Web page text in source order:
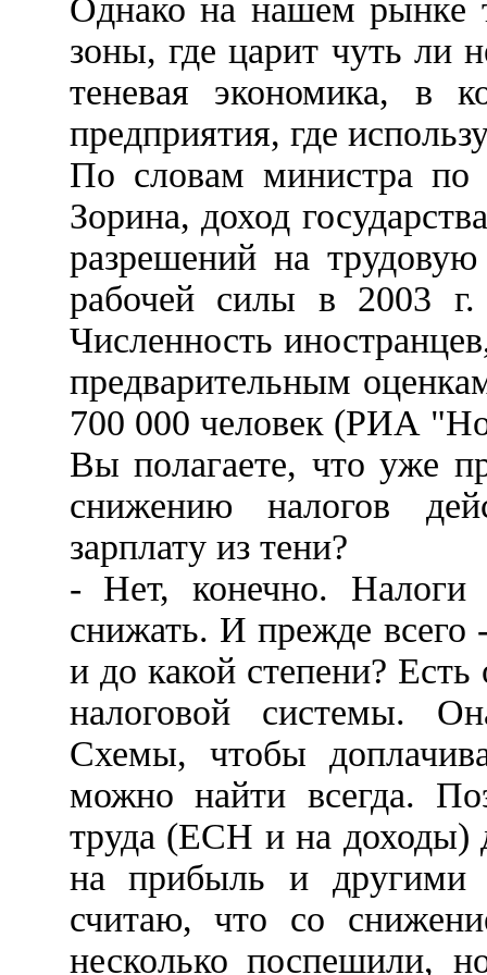
Однако на нашем рынке
зоны, где царит чуть ли
теневая экономика, в
предприятия, где
По словам министра
Зорина, доход
разрешений на
рабочей силы в 2003
Численность
предварительным
700 000 человек (РИА
Вы полагаете, что уже
снижению налогов
зарплату из тени?
- Нет, конечно.
снижать. И прежде
и до какой степени?
налоговой системы.
Схемы, чтобы
можно найти всегда.
труда (ЕСН и на доходы)
на прибыль и
считаю, что со
несколько поспешили,